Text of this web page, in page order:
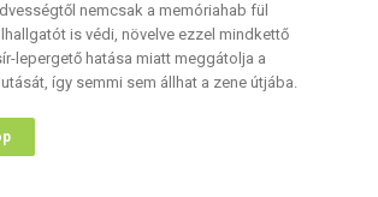
nemcsak a memóriahab fül
is védi, növelve ezzel mindkettő
lepergető hatása miatt meggátolja a
így semmi sem állhat a zene útjába.